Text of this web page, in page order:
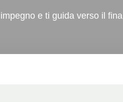
e ti guida verso il